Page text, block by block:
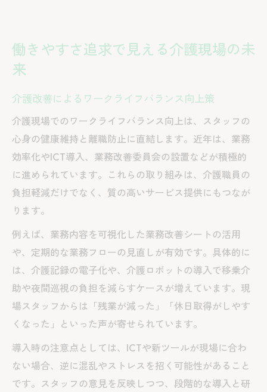
働きやすさ追求で見える介護現場の未
来
介護改善によるワークライフバランス向上策
介護現場でのワークライフバランス向上は、スタッフの
心身の健康維持と離職防止に直結します。近年は、業務
効率化やICT導入、業務改善委員会の設置などが積極的
に進められています。これらの取り組みは、介護職員の
負担軽減だけでなく、質の高いサービス提供にもつなが
ります。
例えば、業務内容を可視化した業務改善シートの活用
や、定期的な業務フローの見直しが有効です。具体的に
は、介護記録の電子化や、介護ロボットの導入で移乗介
助や夜間巡視の負担を減らすケースが増えています。現
場スタッフからは「残業が減った」「休日取得がしやす
くなった」といった声が寄せられています。
導入時の注意点としては、ICTや新ツールが現場に合わ
ない場合、逆に混乱やストレスを招く可能性があること
です。スタッフの意見を反映しつつ、段階的な導入と研